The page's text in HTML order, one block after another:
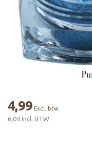
4,99 Excl. btw
6,04 Incl. BTW